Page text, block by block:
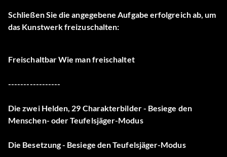
Schließen Sie die angegebene Aufgabe erfolgreich ab, um
das Kunstwerk freizuschalten:
Freischaltbar Wie man freischaltet
-----------------
Die zwei Helden, 29 Charakterbilder - Besiege den
Menschen- oder Teufelsjäger-Modus
Die Besetzung - Besiege den Teufelsjäger-Modus